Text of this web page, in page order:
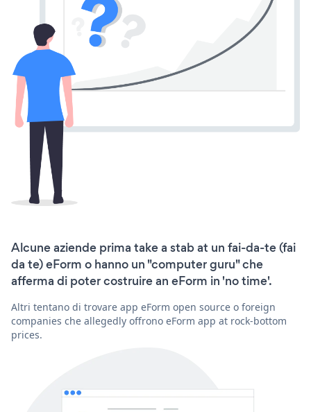
Alcune aziende prima take a stab at un fai-da-te (fai
da te) eForm o hanno un "computer guru" che
afferma di poter costruire an eForm in 'no time'.
Altri tentano di trovare app eForm open source o foreign
companies che allegedly offrono eForm app at rock-bottom
prices.